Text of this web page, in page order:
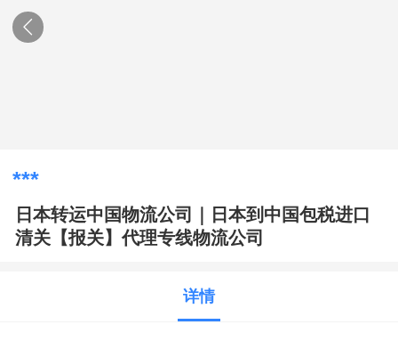
***
日本转运中国物流公司｜日本到中国包税进口
清关【报关】代理专线物流公司
详情